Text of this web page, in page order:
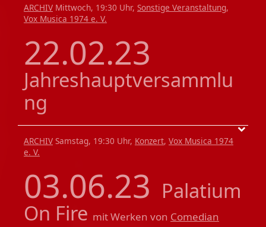
ARCHIV Mittwoch, 19:30 Uhr, Sonstige Veranstaltung,
Vox Musica 1974 e. V.
22.02.23
Jahreshauptversammlu
ng
ARCHIV Samstag, 19:30 Uhr, Konzert, Vox Musica 1974
e. V.
03.06.23 Palatium
On Fire mit Werken von Comedian